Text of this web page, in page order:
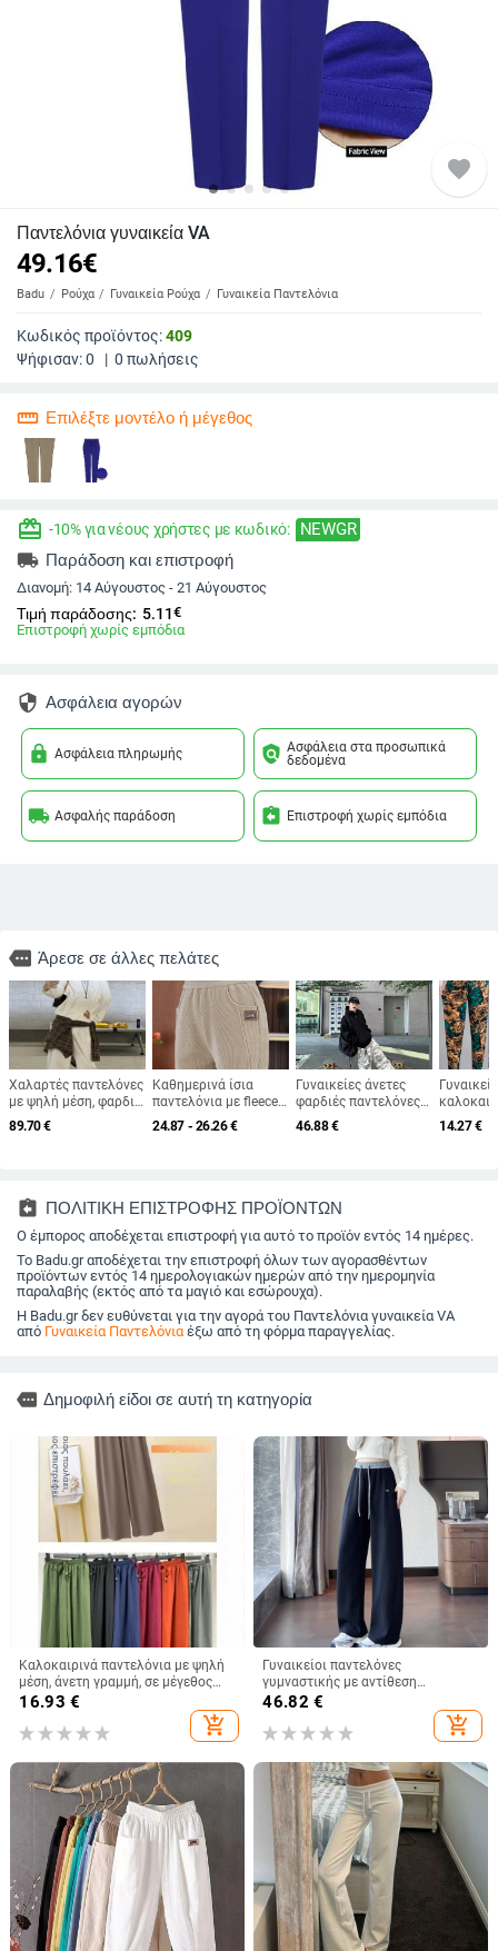
favorite
Παντελόνια γυναικεία VA
49.16€
Badu Ρούχα Γυναικεία Ρούχα Γυναικεία Παντελόνια
Κωδικός προϊόντος:409
Ψήφισαν:0 | 0 πωλήσεις
straighten Επιλέξτε μοντέλο ή μέγεθος
redeem -10% για νέους χρήστες με κωδικό: NEWGR
local_shipping Παράδοση και επιστροφή
Διανομή: 14 Αύγουστος - 21 Αύγουστος
Τιμή παράδοσης: 5.11€
Επιστροφή χωρίς εμπόδια
security Ασφάλεια αγορών
lock Ασφάλεια πληρωμής policy Ασφάλεια στα προσωπικά
δεδομένα
local_shipping Ασφαλής παράδοση assignment_return Επιστροφή χωρίς εμπόδια
more Άρεσε σε άλλες πελάτες
Χαλαρτές παντελόνες
με ψηλή μέση, φαρδιά
γραμμή, μίγμα
πολυεστέρα-
89.70€
Καθημερινά ίσια
παντελόνια με fleece
επένδυση, υψηλή
μέση, 90-95%
2025
24.87 - 26.26€
Γυναικείες άνετες
φαρδιές παντελόνες
casual, μεσαίας μέσης
ζώνης, μίγμα βαμβάκι-
46.88€
ψηλή
14.27€
assignment_return ΠΟΛΙΤΙΚΗ ΕΠΙΣΤΡΟΦΗΣ ΠΡΟΪΟΝΤΩΝ
Ο έμπορος αποδέχεται επιστροφή για αυτό το προϊόν εντός 14 ημέρες.
Το Badu.gr αποδέχεται την επιστροφή όλων των αγορασθέντων
προϊόντων εντός 14 ημερολογιακών ημερών από την ημερομηνία
παραλαβής (εκτός από τα μαγιό και εσώρουχα).
Η Badu.gr δεν ευθύνεται για την αγορά του Παντελόνια γυναικεία VA
από Γυναικεία Παντελόνιαέξω από τη φόρμα παραγγελίας.
more Δημοφιλή είδοι σε αυτή τη κατηγορία
Καλοκαιρινά παντελόνια με ψηλή
μέση, άνετη γραμμή, σε μέγεθος
plus, μονόχρωμα, ελαστική μέση,
φαρδιά μπατζάκια, τύπου κουλότ
16.93 €
add_shopping_cart
Γυναικείοι παντελόνες
γυμναστικής με αντίθεση
χρωμάτων, φαρδιά γραμμή, υψηλή
μέση, ίσιο τελείωμα, φθινοπωρινό/
χειμερινό 2025
46.82 €
add_shopping_cart